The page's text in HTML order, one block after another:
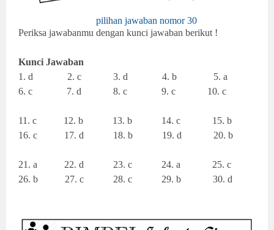
pilihan jawaban nomor 30
Periksa jawabanmu dengan kunci jawaban berikut !
Kunci Jawaban
1. d 2. c 3. d 4. b 5. a
6. c 7. d 8. c 9. c 10. c
11. c 12. b 13. b 14. c 15. b
16. c 17. d 18. b 19. d 20. b
21. a 22. d 23. c 24. a 25. c
26. b 27. c 28. c 29. b 30. d